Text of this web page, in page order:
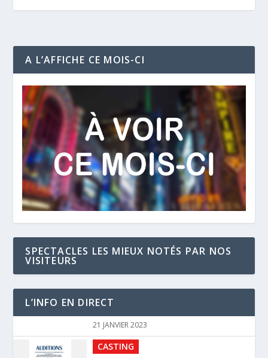
A L’AFFICHE CE MOIS-CI
SPECTACLES LES MIEUX NOTÉS PAR NOS
VISITEURS
L’INFO EN DIRECT
CASTING
AUDITIONS MAMMA MIA !